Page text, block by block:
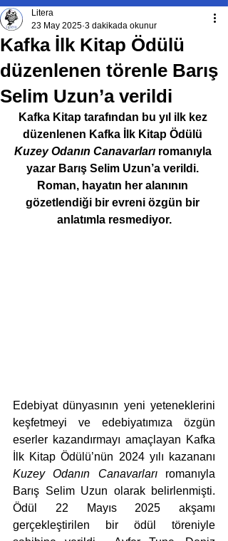
Kafka İlk Kitap Ödülü
düzenlenen törenle Barış
Selim Uzun’a verildi
Litera
23 May 2025 3 dakikada okunur
Kafka Kitap tarafından bu yıl ilk kez
düzenlenen Kafka İlk Kitap Ödülü
Kuzey Odanın Canavarları romanıyla
yazar Barış Selim Uzun’a verildi.
Roman, hayatın her alanının
gözetlendiği bir evreni özgün bir
anlatımla resmediyor.
Edebiyat dünyasının yeni yeteneklerini
keşfetmeyi ve edebiyatımıza özgün
eserler kazandırmayı amaçlayan Kafka
Kuzey Odanın Canavarları romanıyla
Barış Selim Uzun olarak belirlenmişti.
Ödül 22 Mayıs 2025 akşamı
gerçekleştirilen bir ödül töreniyle